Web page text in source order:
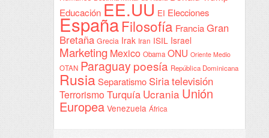
EducaciónEE.UU EI Elecciones
España Filosofía Francia Gran
Bretaña Grecia Irak Iran ISIL Israel
Marketing Mexico Obama ONU Oriente Medio
OTAN Paraguay poesía República Dominicana
Rusia Separatismo Siriatelevisión
Terrorismo Turquía Ucrania Unión
Europea Venezuela África